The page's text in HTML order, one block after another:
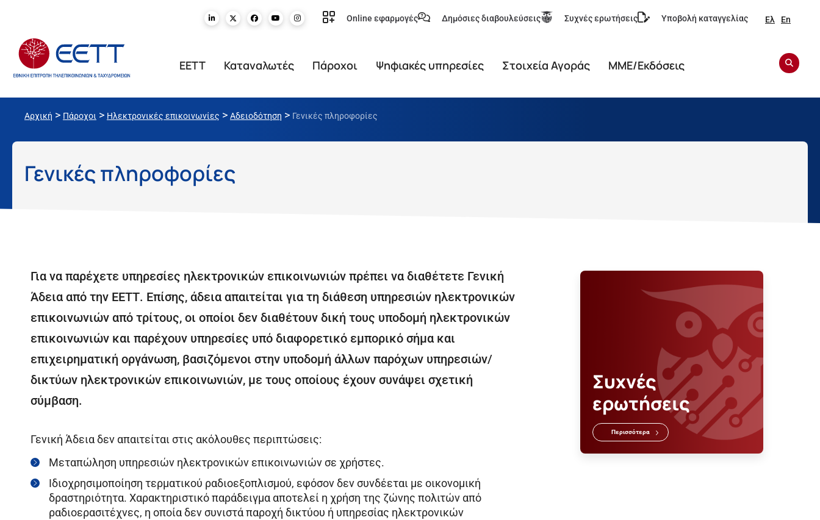
Online εφαρμογές Δημόσιες διαβουλεύσεις Συχνές ερωτήσεις Υποβολή καταγγελίας Ελ En
ΕΕΤΤ Καταναλωτές Πάροχοι Ψηφιακές υπηρεσίες Στοιχεία Αγοράς ΜΜΕ/Εκδόσεις
Αρχική > Πάροχοι > Ηλεκτρονικές επικοινωνίες > Αδειοδότηση > Γενικές πληροφορίες
Γενικές πληροφορίες
Για να παρέχετε υπηρεσίες ηλεκτρονικών επικοινωνιών πρέπει να διαθέτετε Γενική
Άδεια από την ΕΕΤΤ. Επίσης, άδεια απαιτείται για τη διάθεση υπηρεσιών ηλεκτρονικών
επικοινωνιών από τρίτους, οι οποίοι δεν διαθέτουν δική τους υποδομή ηλεκτρονικών
επικοινωνιών και παρέχουν υπηρεσίες υπό διαφορετικό εμπορικό σήμα και
επιχειρηματική οργάνωση, βασιζόμενοι στην υποδομή άλλων παρόχων υπηρεσιών/
δικτύων ηλεκτρονικών επικοινωνιών, με τους οποίους έχουν συνάψει σχετική
σύμβαση.
Γενική Άδεια δεν απαιτείται στις ακόλουθες περιπτώσεις:
Μεταπώληση υπηρεσιών ηλεκτρονικών επικοινωνιών σε χρήστες.
Ιδιοχρησιμοποίηση τερματικού ραδιοεξοπλισμού, εφόσον δεν συνδέεται με οικονομική
δραστηριότητα. Χαρακτηριστικό παράδειγμα αποτελεί η χρήση της ζώνης πολιτών από
ραδιοερασιτέχνες, η οποία δεν συνιστά παροχή δικτύου ή υπηρεσίας ηλεκτρονικών
Συχνές
ερωτήσεις
Περισσότερα